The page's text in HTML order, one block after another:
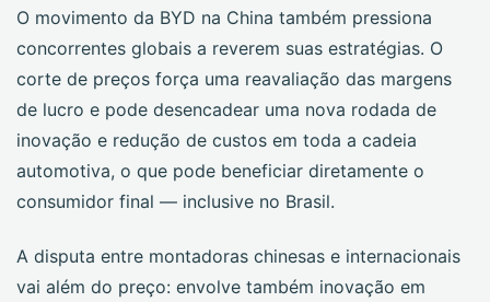
O movimento da BYD na China também pressiona
concorrentes globais a reverem suas estratégias. O
corte de preços força uma reavaliação das margens
de lucro e pode desencadear uma nova rodada de
inovação e redução de custos em toda a cadeia
automotiva, o que pode beneficiar diretamente o
consumidor final — inclusive no Brasil.
A disputa entre montadoras chinesas e internacionais
vai além do preço: envolve também inovação em